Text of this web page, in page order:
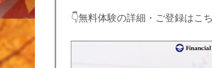
👇無料体験の詳細・ご登録はこ